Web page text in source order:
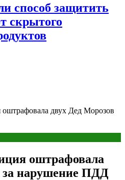
способ защитить
скрытого
двух Дед Морозов
оштрафовала
за нарушение ПДД